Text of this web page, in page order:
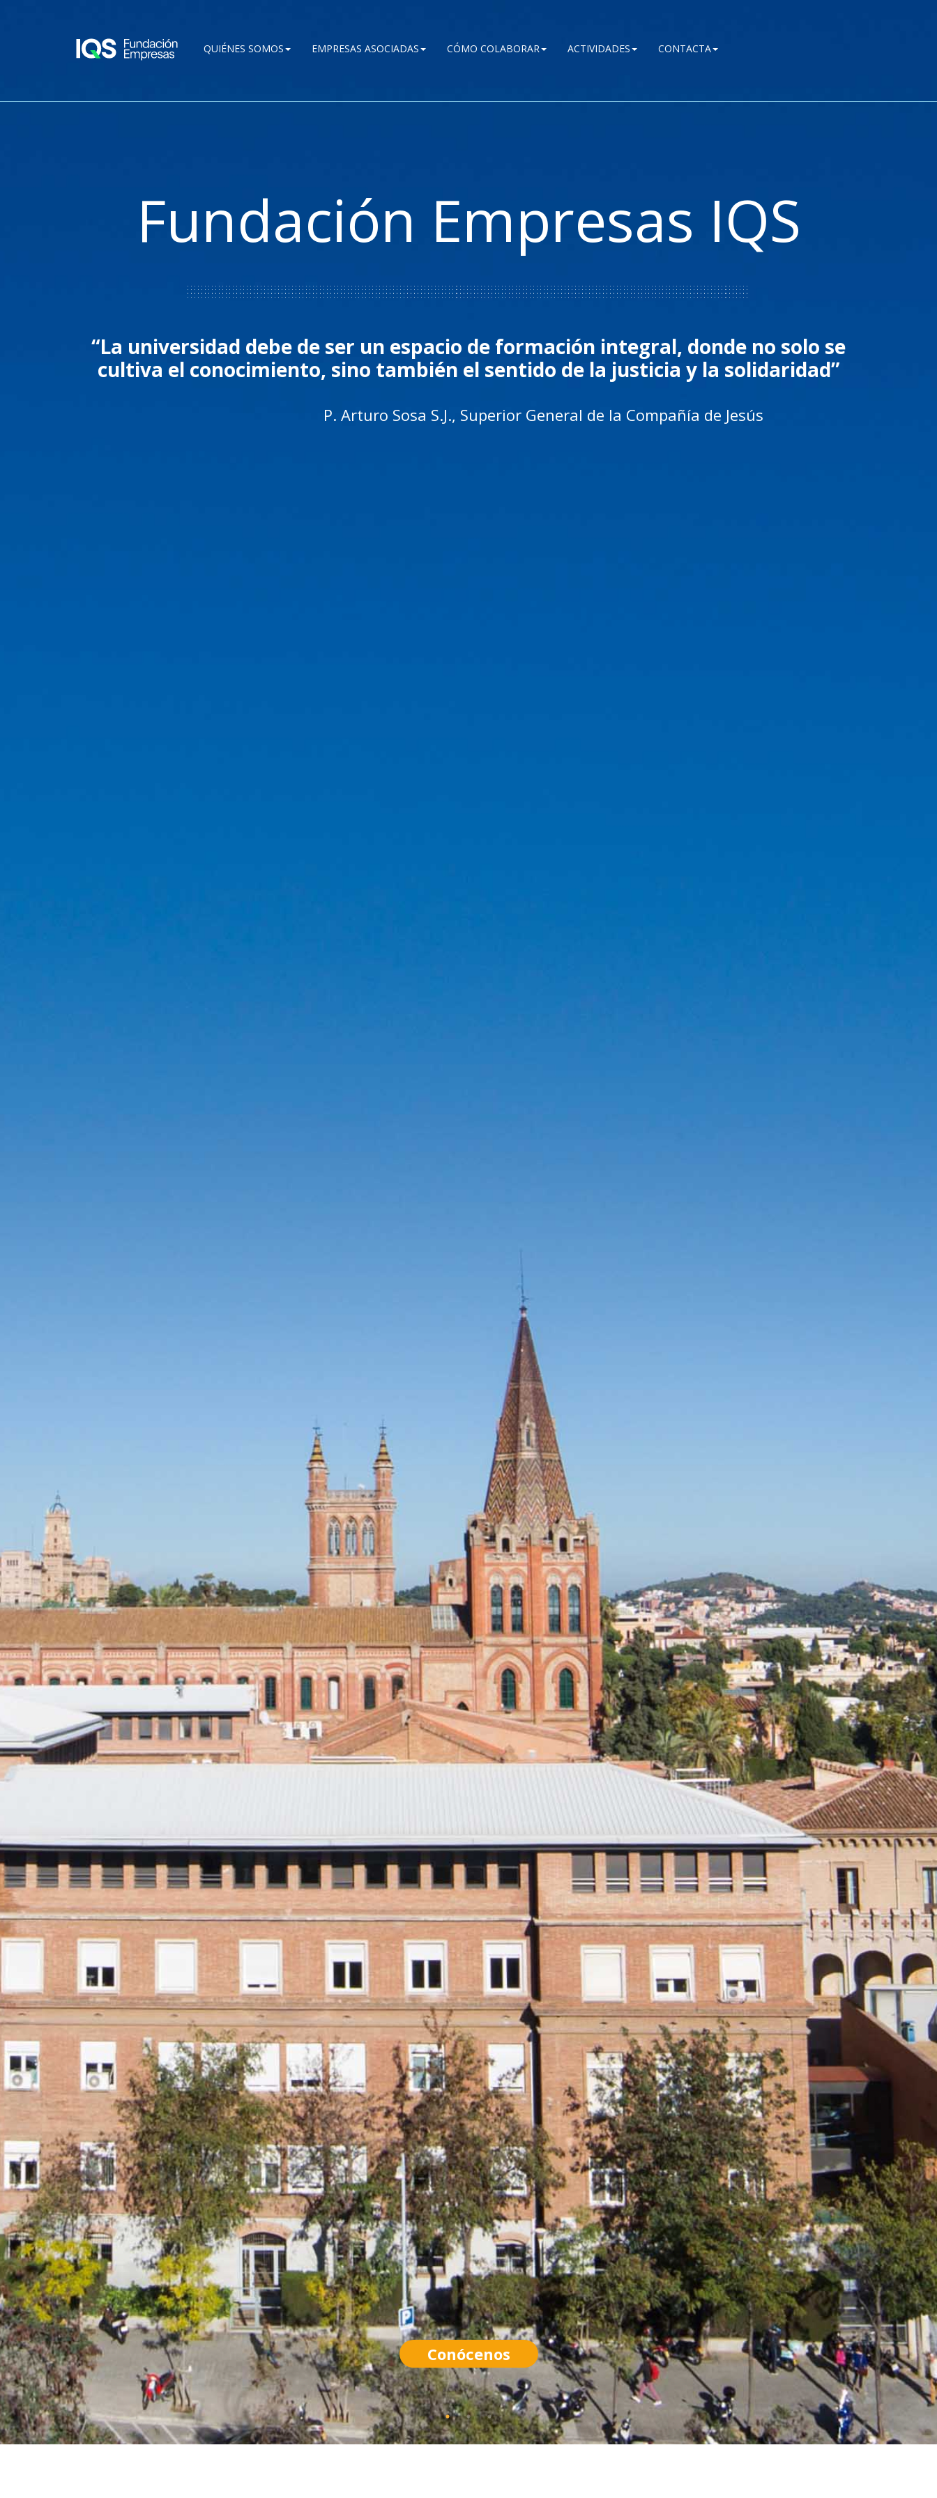
QUIÉNES SOMOS EMPRESAS ASOCIADAS CÓMO COLABORAR ACTIVIDADES CONTACTA
Fundación Empresas IQS
“La universidad debe de ser un espacio de formación integral, donde no solo se
cultiva el conocimiento, sino también el sentido de la justicia y la solidaridad”
P. Arturo Sosa S.J., Superior General de la Compañía de Jesús
Conócenos